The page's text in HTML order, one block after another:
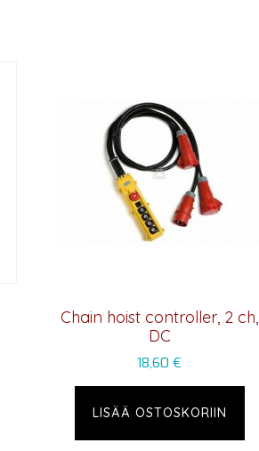
Chain hoist controller, 2 ch,
DC
18,60 €
LISÄÄ OSTOSKORIIN